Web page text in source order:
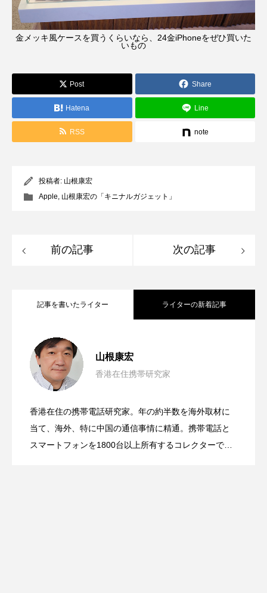
金メッキ風ケースを買うくらいなら、24金iPhoneをぜひ買いた
いもの
Post Share
Hatena Line
RSS note
投稿者: 山根康宏
Apple, 山根康宏の「キニナルガジェット」
前の記事 次の記事
記事を書いたライター ライターの新着記事
山根康宏
香港在住携帯研究家
香港在住の携帯電話研究家。年の約半数を海外取材に
当て、海外、特に中国の通信事情に精通。携帯電話と
スマートフォンを1800台以上所有するコレクターでも
2025.07.10
みた
2025.06.30
ITグッズを4種類を使ってみた
2025.01.15 閉じても使える大型アウト画面搭載のフ